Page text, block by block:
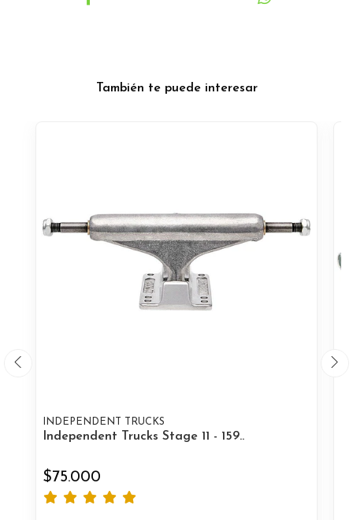
También te puede interesar
INDEPENDENT TRUCKS
Independent Trucks Stage 11 - 159..
$75.000